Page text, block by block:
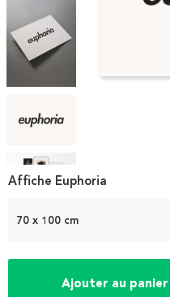
Item
5
70 x 100 cm
Ajouter au panier
Affiche Euphoria